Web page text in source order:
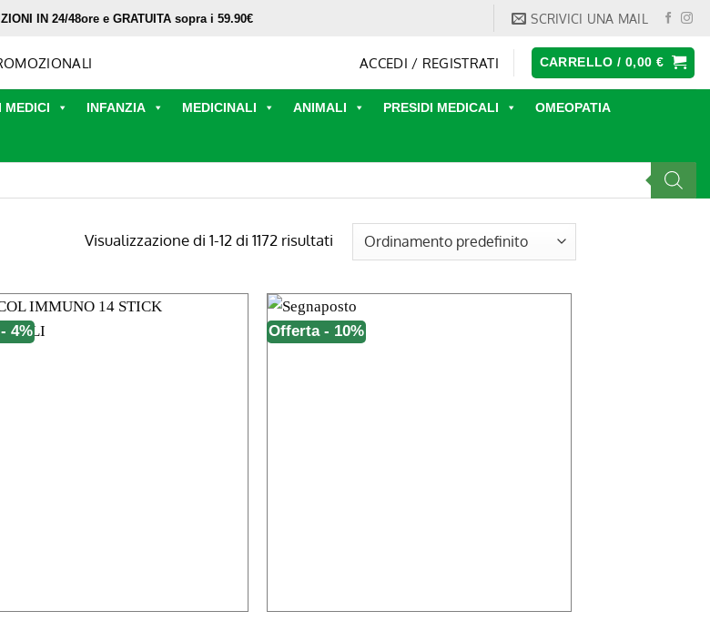
IN 24/48ore e GRATUITA sopra i 59.90€ SCRIVICI UNA MAIL
ACCEDI / REGISTRATI CARRELLO /0,00€
MEDICI INFANZIA MEDICINALI ANIMALI PRESIDI MEDICALI OMEOPATIA
Visualizzazione di 1-12 di 1172 risultati
4% Offerta - 10%